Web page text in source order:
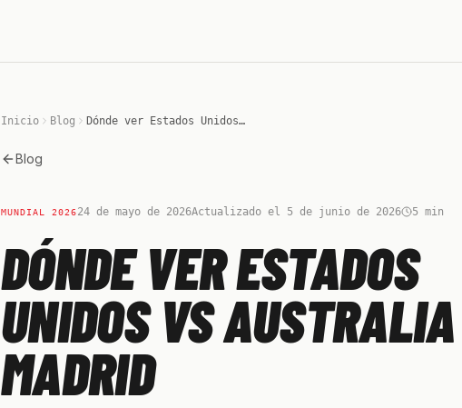
Inicio Blog Dónde ver Estados Unidos vs Australia en Madrid
Blog
MUNDIAL 202624 de mayo de 2026Actualizado el 5 de junio de 2026 5 min
DÓNDE VER ESTADOS
UNIDOS VS
MADRID